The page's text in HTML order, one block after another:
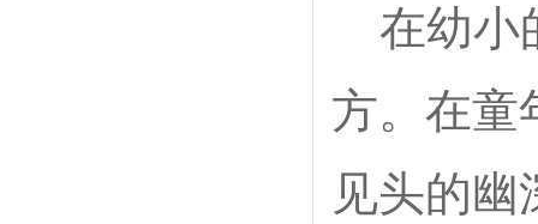
在幼小
方。在童
见头的